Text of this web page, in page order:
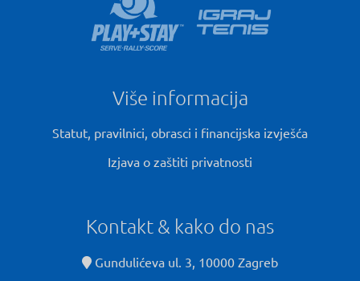
Više informacija
Statut, pravilnici, obrasci i financijska izvješća
Izjava o zaštiti privatnosti
Kontakt & kako do nas
Gundulićeva ul. 3, 10000 Zagreb